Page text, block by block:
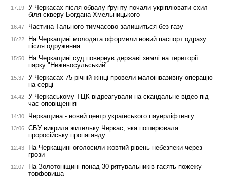
17:19
У Черкасах після обвалу ґрунту почали укріплювати схил
біля скверу Богдана Хмельницького
16:47 Частина Тального тимчасово залишиться без газу
16:22
На Черкащині молодята оформили новий паспорт одразу
після одруження
15:50
На Черкащині суд повернув державі землі на території
парку "Нижньосульський"
15:37
У Черкасах 75-річній жінці провели малоінвазивну операцію
на серці
14:42
У Черкаському ТЦК відреагували на скандальне відео під
час оповіщення
14:30 Черкащина - новий центр українського пауерліфтингу
13:06
СБУ викрила жительку Черкас, яка поширювала
проросійську пропаганду
12:43
На Черкащині оголосили жовтий рівень небезпеки через
грози
12:07
На Золотоніщині понад 30 рятувальників гасять пожежу
торфовища